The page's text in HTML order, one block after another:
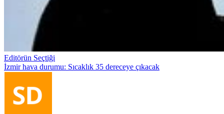
Editörün Seçtiği
İzmir hava durumu: Sıcaklık 35 dereceye çıkacak